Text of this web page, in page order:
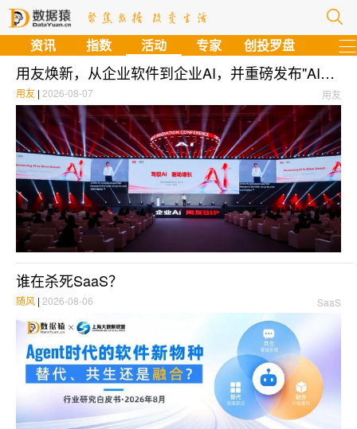
资讯 指数 活动 专家 创投罗盘
用友焕新，从企业软件到企业AI，并重磅发布"AI+X"的BIP 6
用友
用友 | 2026-08-07
谁在杀死SaaS？
SaaS
随风 | 2026-08-06